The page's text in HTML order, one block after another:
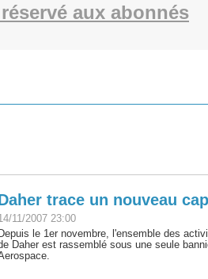
aux abonnés
trace un nouveau cap
11/2007 23:00
le 1er novembre, l'ensemble des
Daher est rassemblé sous une seule